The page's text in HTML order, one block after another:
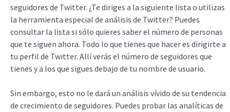
seguidores de Twitter. ¿Te diriges a la siguiente lista o utilizas
la herramienta especial de análisis de Twitter? Puedes
consultar la lista si sólo quieres saber el número de personas
que te siguen ahora. Todo lo que tienes que hacer es dirigirte a
tu perfil de Twitter. Allí verás el número de seguidores que
tienes y a los que sigues debajo de tu nombre de usuario.
Sin embargo, esto no le dará un análisis vívido de su tendencia
de crecimiento de seguidores. Puedes probar las analíticas de